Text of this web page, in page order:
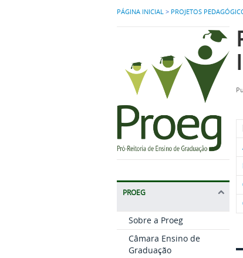
PÁGINA INICIAL > PROJETOS
PROEG
Sobre a Proeg
Câmara Ensino de
Graduação